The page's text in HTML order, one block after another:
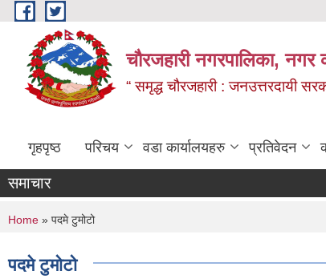
Skip to main content
चौरजहारी नगरपालिका,
“ समृद्ध चौरजहारी : जनउत्तरदायी
गृहपृष्ठ परिचय वडा कार्यालयहरु प्रतिवेदन
समाचार
You are here
Home » पदमे टुमोटो
पदमे टुमोटो